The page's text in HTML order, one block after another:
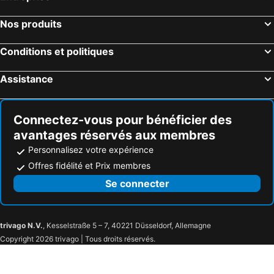
Coupvray, Île-de-France Hôtels
Le Touquet-Paris-Plage, Nord-Pas-de-Calais Hôtels
Strasbourg, Alsace Hôtels
Nos produits
Conditions et politiques
Assistance
Connectez-vous pour bénéficier des
avantages réservés aux membres
Personnalisez votre expérience
Offres fidélité et Prix membres
Se connecter
trivago N.V., Kesselstraße 5 – 7, 40221 Düsseldorf, Allemagne
Copyright 2026 trivago | Tous droits réservés.